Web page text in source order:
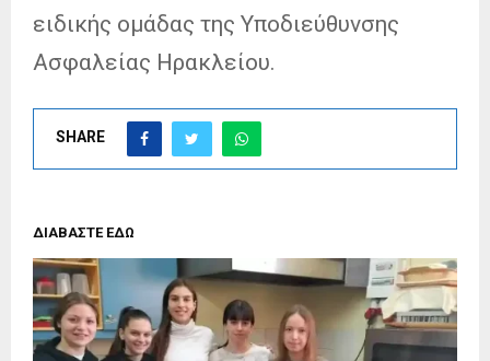
ειδικής ομάδας της Υποδιεύθυνσης
Ασφαλείας Ηρακλείου.
SHARE
ΔΙΑΒΑΣΤΕ ΕΔΩ